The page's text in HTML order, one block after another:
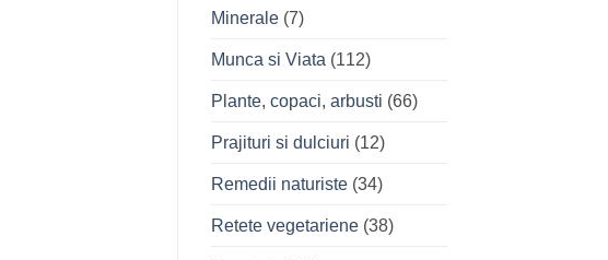
Minerale(7)
Munca si Viata (112)
Plante, copaci, arbusti (66)
Prajituri si dulciuri (12)
Remedii naturiste(34)
Retete vegetariene(38)